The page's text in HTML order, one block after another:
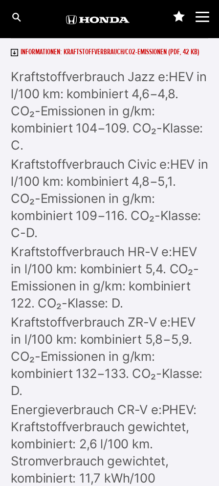
INFORMATIONEN: KRAFTSTOFFVERBRAUCH/CO2-EMISSIONEN (PDF, 42 KB)
Kraftstoffverbrauch Jazz e:HEV in
l/100 km: kombiniert 4,6−4,8.
CO₂-Emissionen in g/km:
kombiniert 104−109. CO₂-Klasse:
C.
Kraftstoffverbrauch Civic e:HEV in
l/100 km: kombiniert 4,8−5,1.
CO₂-Emissionen in g/km:
kombiniert 109−116. CO₂-Klasse:
C-D.
Kraftstoffverbrauch HR-V e:HEV
in l/100 km: kombiniert 5,4. CO₂-
Emissionen in g/km: kombiniert
122. CO₂-Klasse: D.
Kraftstoffverbrauch ZR-V e:HEV
in l/100 km: kombiniert 5,8−5,9.
CO₂-Emissionen in g/km:
kombiniert 132−133. CO₂-Klasse:
D.
Energieverbrauch CR-V e:PHEV:
Kraftstoffverbrauch gewichtet,
kombiniert: 2,6 l/100 km.
Stromverbrauch gewichtet,
kombiniert: 11,7 kWh/100